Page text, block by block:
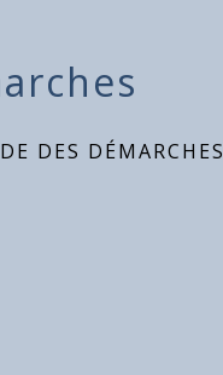
DES DÉMARCHES